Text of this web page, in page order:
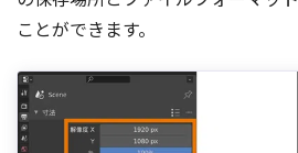
ことができます。